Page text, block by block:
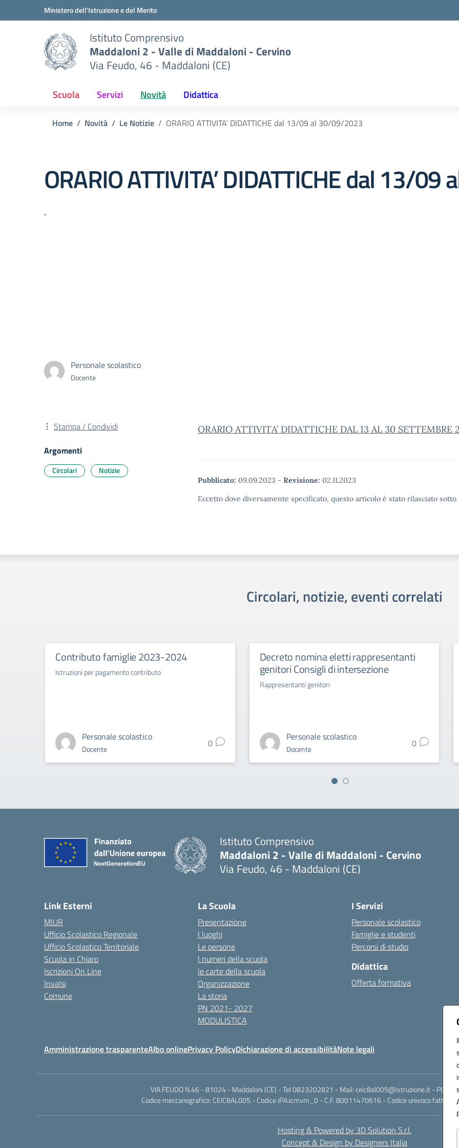
Vai ai contenuti
Vai al menu di navigazioneMinistero dell'Istruzione e del Merito
Istituto Comprensivo
Maddaloni 2 - Valle di Maddaloni - Cervino
Via Feudo, 46 - Maddaloni (CE)
Scuola Servizi Novità Didattica
Home Novità Le Notizie ORARIO ATTIVITA’ DIDATTICHE dal 13/09 al 30/09/2023
ORARIO ATTIVITA’ DIDATTICHE dal 13/
.
Personale scolastico
Docente
ORARIO ATTIVITA’ DIDATTICHE DAL 13 AL 30 SETTEMBRE
Pubblicato: 09.09.2023 - Revisione: 02.11.2023
Eccetto dove diversamente specificato, questo articolo è stato rilasciato
Stampa / Condividi
Argomenti
Circolari Notizie
Circolari, notizie, eventi correlati
Contributo famiglie 2023-2024
Istruzioni per pagamento contributo
Personale scolastico
Docente 0
Decreto nomina eletti rappresentanti
genitori Consigli di intersezione
Rappresentanti genitori
Personale scolastico
Docente 0
Istituto Comprensivo
Maddaloni 2 - Valle di Maddaloni - Cervino
Via Feudo, 46 - Maddaloni (CE)
Link Esterni
MIUR
Ufficio Scolastico Regionale
Ufficio Scolastico Territoriale
Scuola in Chiaro
Iscrizioni On Line
Invalsi
Comune
La Scuola
Presentazione
I luoghi
Le persone
I numeri della scuola
le carte della scuola
Organizzazione
La storia
PN 2021- 2027
MODULISTICA
I Servizi
Personale scolastico
Famiglie e studenti
Percorsi di studio
Didattica
Offerta formativa
Amministrazione trasparenteAlbo onlinePrivacy PolicyDichiarazione di accessibilitàNote legali
VIA FEUDO N.46 - 81024 - Maddaloni (CE) - Tel 0823202821 - Mail: ceic8al005@istruzione.it - PEC:
Codice meccanografico: CEIC8AL005 - Codice iPA:icmvm_0 - C.F. 80011470616 - Codice univoco
Hosting & Powered by 3D Solution S.r.l.
Concept & Design by Designers Italia